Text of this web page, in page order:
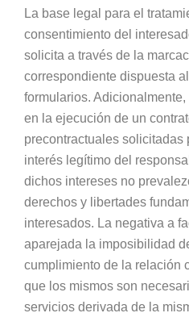
La base legal para el
consentimiento del
solicita a través de la
correspondiente dispuesta
formularios.
en la ejecución de un
precontractuales solicitadas
interés legítimo del
dichos intereses no
derechos y libertades
interesados. La negativa a
aparejada la imposibilidad
cumplimiento de la relación
que los mismos son
servicios derivada de la